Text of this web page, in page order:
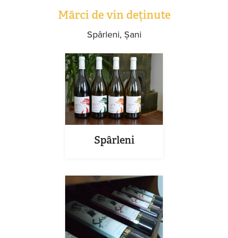
Mărci de vin deținute
Spârleni, Șani
Spârleni